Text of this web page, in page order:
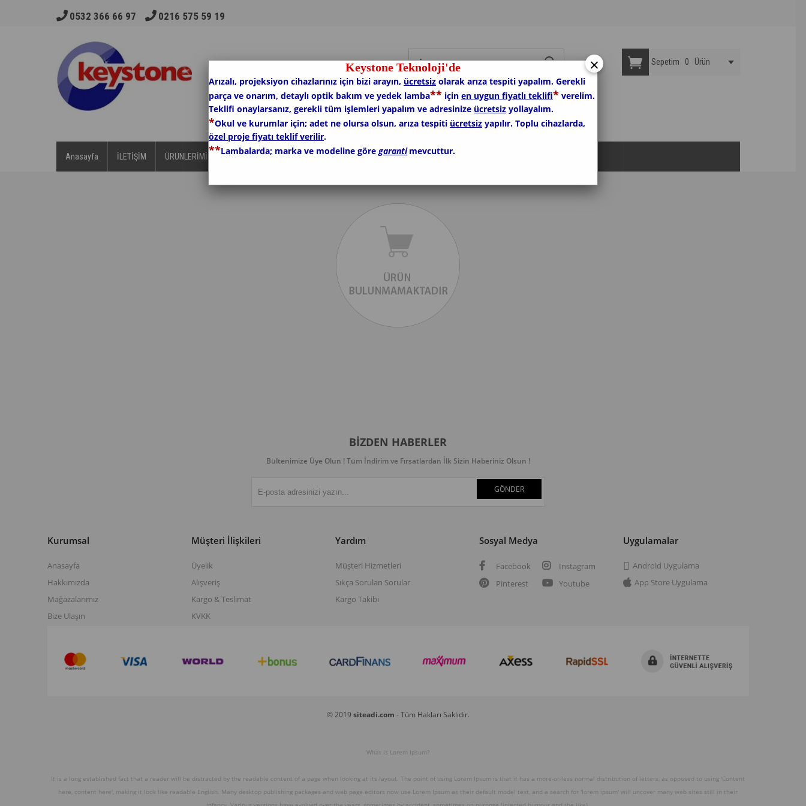
0532 366 66 97 0216 575 59 19
Sepetim 0 Ürün
Anasayfa İLETİŞİM ÜRÜNLERİMİZ
BIZDEN HABERLER
Bültenimize Üye Olun ! Tüm İndirim ve Fırsatlardan İlk Sizin Haberiniz Olsun !
GÖNDER
Kurumsal
Anasayfa
Hakkımızda
Mağazalarımız
Bize Ulaşın
Müşteri İlişkileri
Üyelik
Alışveriş
Kargo & Teslimat
KVKK
Yardım
Müşteri Hizmetleri
Sıkça Sorulan Sorular
Kargo Takibi
Sosyal Medya
Facebook
Instagram
Pinterest
Youtube
Uygulamalar
Android Uygulama
App Store Uygulama
© 2019 siteadi.com - Tüm Hakları Saklıdır.
What is Lorem Ipsum?
It is a long established fact that a reader will be distracted by the readable content of a page when looking at its layout. The point of using Lorem Ipsum is that it has a more-or-less normal distribution of letters, as opposed to using 'Content
here, content here', making it look like readable English. Many desktop publishing packages and web page editors now use Lorem Ipsum as their default model text, and a search for 'lorem ipsum' will uncover many web sites still in their
×
Keystone Teknoloji'de
Arızalı, projeksiyon cihazlarınız için bizi arayın, ücretsiz olarak arıza tespiti yapalım. Gerekli
parça ve onarım, detaylı optik bakım ve yedek lamba** için en uygun fiyatlı teklifi* verelim.
Teklifi onaylarsanız, gerekli tüm işlemleri yapalım ve adresinize ücretsiz yollayalım.
*Okul ve kurumlar için; adet ne olursa olsun, arıza tespiti ücretsiz yapılır. Toplu cihazlarda,
özel proje fiyatı teklif verilir.
**Lambalarda; marka ve modeline göre garanti mevcuttur.